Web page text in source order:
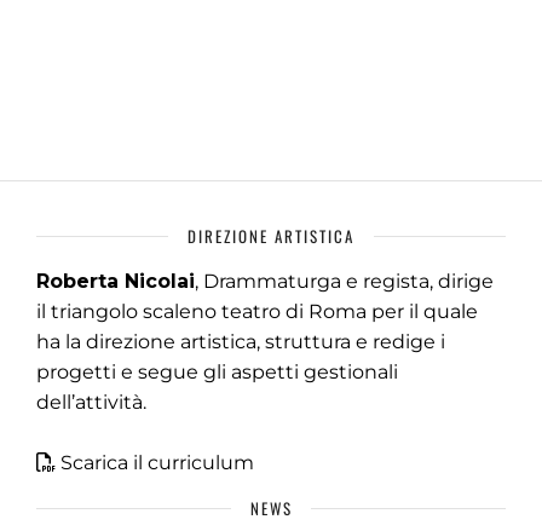
DIREZIONE ARTISTICA
Roberta Nicolai, Drammaturga e regista, dirige
il triangolo scaleno teatro di Roma per il quale
ha la direzione artistica, struttura e redige i
progetti e segue gli aspetti gestionali
dell’attività.
Scarica il curriculum
NEWS